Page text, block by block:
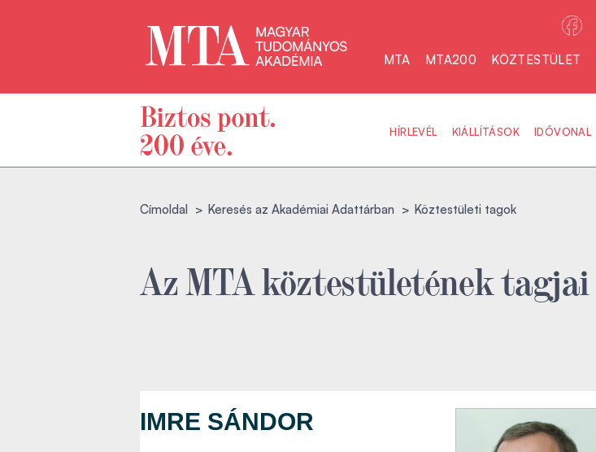
MTA MTA200 KÖZTESTÜLET
HÍRLEVÉL KIÁLLÍTÁSOK IDŐVONAL
Címoldal Keresés az Akadémiai Adattárban Köztestületi tagok
Az MTA köztestületének tagjai
IMRE SÁNDOR